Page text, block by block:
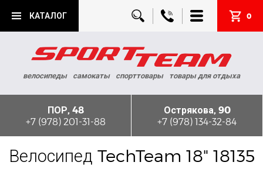
КАТАЛОГ 0
велосипеды самокаты спорттовары товары для отдыха
ПОР, 48
+7 (978) 201-31-88
Острякова, 90
+7 (978) 134-32-84
Велосипед TechTeam 18" 18135